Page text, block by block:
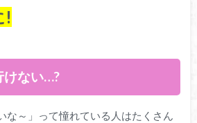
!
けない…?
な～」って憧れている人はたくさん